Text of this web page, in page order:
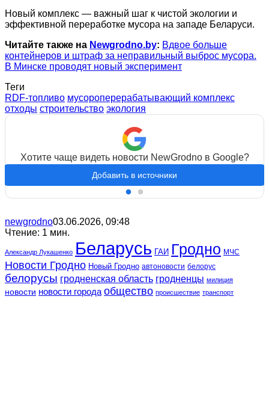
Новый комплекс — важный шаг к чистой экологии и
эффективной переработке мусора на западе Беларуси.
Читайте также на Newgrodno.by: Вдвое больше
контейнеров и штраф за неправильный выброс мусора.
В Минске проводят новый эксперимент
Теги
RDF-топливо мусороперерабатывающий комплекс
отходы строительство экология
Хотите чаще видеть новости NewGrodno в Google?
Добавить в источники
newgrodno03.06.2026, 09:48
Чтение: 1 мин.
Александр Лукашенко Беларусь ГАИ Гродно МЧС
Новости Гродно Новый Гродно автоновости белорус
белорусы гродненская область гродненцы милиция
новости новости города общество происшествие транспорт